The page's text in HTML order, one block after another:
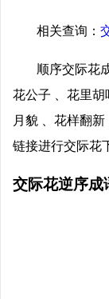
相关查询：
顺序交际花
花公子 、花里
月貌 、花样翻
链接进行交际花
交际花逆序成